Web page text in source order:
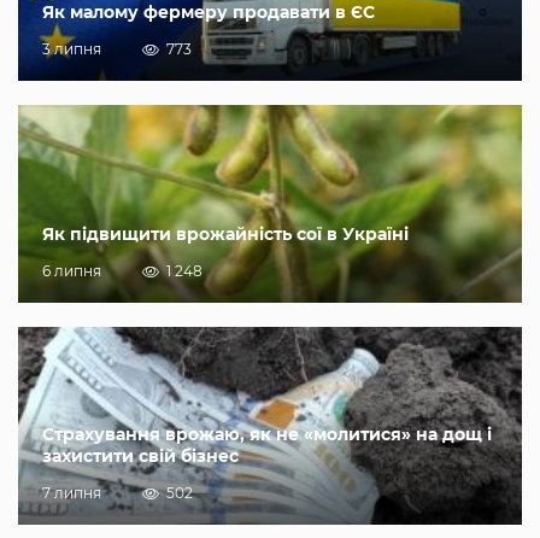
Як малому фермеру продавати в ЄС
3 липня 773
Як підвищити врожайність сої в Україні
6 липня 1 248
Страхування врожаю, як не «молитися» на дощ і
захистити свій бізнес
7 липня 502